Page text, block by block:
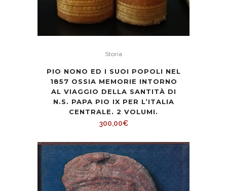
Storia
PIO NONO ED I SUOI POPOLI NEL
1857 OSSIA MEMORIE INTORNO
AL VIAGGIO DELLA SANTITÀ DI
N.S. PAPA PIO IX PER L’ITALIA
CENTRALE. 2 VOLUMI.
300,00€